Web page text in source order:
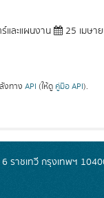
และแผนงาน 25 เมษา
งทาง API (ให้ดู คู่มือ API).
ราชเทวี กรุงเทพฯ